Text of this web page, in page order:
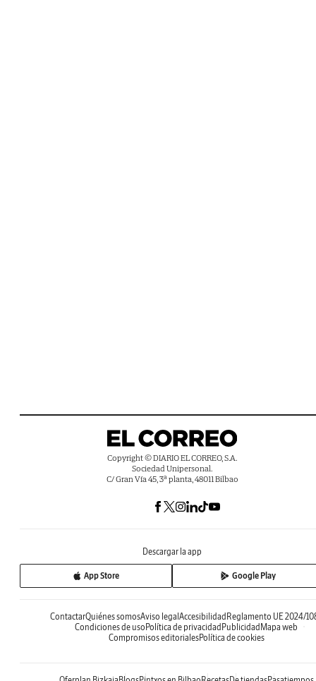
Copyright © DIARIO EL CORREO, S.A.
Sociedad Unipersonal.
C/ Gran Vía 45, 3ª planta, 48011 Bilbao
Descargar la app
App Store Google Play
ContactarQuiénes somosAviso legal Accesibilidad Reglamento UE 2024/
Condiciones de uso Política de privacidad Publicidad Mapa web
Compromisos editorialesPolítica de cookies